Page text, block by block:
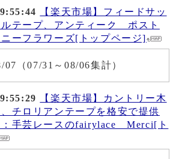
【楽天市場】フィードサッ
ルテープ、アンティーク ポスト
ーフラワーズ[トップページ]
07（07/31～08/06集計）
【楽天市場】カントリー木
チロリアンテープを格安で提供
：手芸レースのfairylace Merci[ト